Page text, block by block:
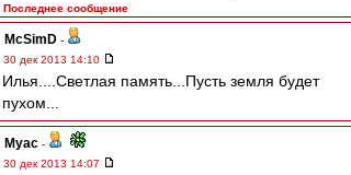
Последнее сообщение
McSimD -
30 дек 2013 14:10
Илья....Светлая память...Пусть земля будет
пухом...
Myac -
30 дек 2013 14:07